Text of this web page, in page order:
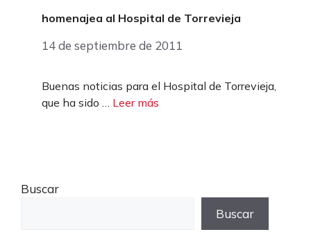
homenajea al Hospital de Torrevieja
14 de septiembre de 2011
Buenas noticias para el Hospital de Torrevieja,
que ha sido … Leer más
Buscar
Buscar